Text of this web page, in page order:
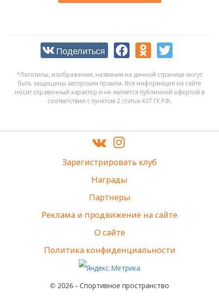
Поделиться
*Логотипы, изображения, названия на данной странице могут
быть защищены авторским правом. Вся информация на сайте
носит справочный характер и не является публичной офертой в
соответствии с пунктом 2 статьи 437 ГК РФ.
Зарегистрировать клуб
Награды
Партнеры
Реклама и продвижение на сайте
О сайте
Политика конфиденциальности
© 2026 - Спортивное пространство